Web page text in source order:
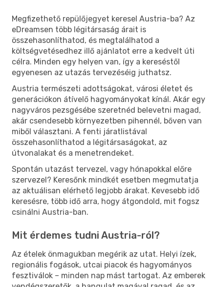
Megfizethető repülőjegyet keresel Austria-ba? Az
eDreamsen több légitársaság árait is
összehasonlíthatod, és megtalálhatod a
költségvetésedhez illő ajánlatot erre a kedvelt úti
célra. Minden egy helyen van, így a kereséstől
egyenesen az utazás tervezéséig juthatsz.
Austria természeti adottságokat, városi életet és
generációkon átívelő hagyományokat kínál. Akár egy
nagyváros pezsgésébe szeretnéd belevetni magad,
akár csendesebb környezetben pihennél, bőven van
miből választani. A fenti járatlistával
összehasonlíthatod a légitársaságokat, az
útvonalakat és a menetrendeket.
Spontán utazást tervezel, vagy hónapokkal előre
szervezel? Keresőnk mindkét esetben megmutatja
az aktuálisan elérhető legjobb árakat. Kevesebb idő
keresésre, több idő arra, hogy átgondold, mit fogsz
csinálni Austria-ban.
Mit érdemes tudni Austria-ról?
Az ételek önmagukban megérik az utat. Helyi ízek,
regionális fogások, utcai piacok és hagyományos
fesztiválok – minden nap mást tartogat. Az emberek